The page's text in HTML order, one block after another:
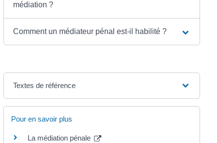
médiation ?
Comment un médiateur pénal est-il habilité ?
Textes de référence
Pour en savoir plus
La médiation pénale